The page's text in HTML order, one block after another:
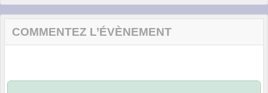
COMMENTEZ L’ÉVÈNEMENT